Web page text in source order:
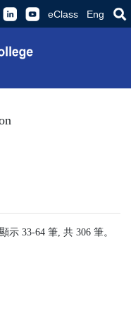
eClass Eng
顯示 33-64 筆, 共 306 筆。